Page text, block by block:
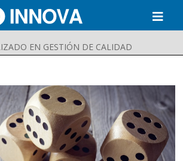
EN GESTIÓN DE CALIDAD